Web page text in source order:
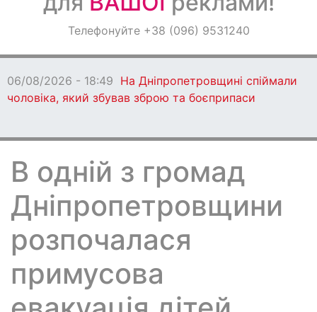
ОголошенняТелефонуйте +38 (096) 9531240
06/08/2026 - 18:49 На Дніпропетровщині спіймали
чоловіка, який збував зброю та боєприпаси
В одній з громад
Дніпропетровщини
розпочалася
примусова